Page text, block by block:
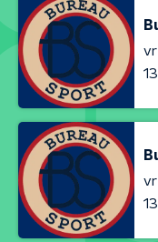
vr